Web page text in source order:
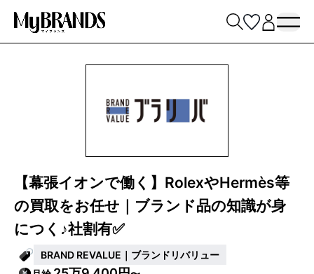
【幕張イオンで働く】RolexやHermès等
の買取をお任せ｜ブランド品の知識が身
につく♪社割有✅
BRAND REVALUE｜ブランドリバリュー